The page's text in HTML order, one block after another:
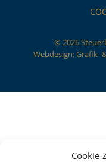
© 2026
Webdesign:Grafik-